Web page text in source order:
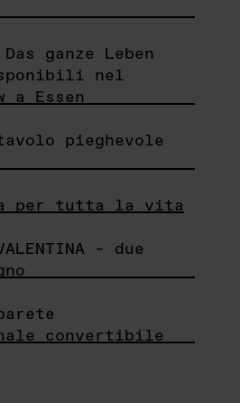
ganze Leben
nel
a Essen
pieghevole
per tutta la vita
– due
convertibile